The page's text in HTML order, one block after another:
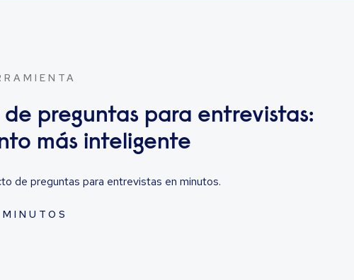
preguntas para entrevistas:
más inteligente
de preguntas para entrevistas en minutos.